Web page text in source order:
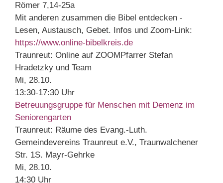
Römer 7,14-25a
Mit anderen zusammen die Bibel entdecken -
Lesen, Austausch, Gebet. Infos und Zoom-Link:
https://www.online-bibelkreis.de
Traunreut: Online auf ZOOMPfarrer Stefan
Hradetzky und Team
Mi, 28.10.
13:30-17:30 Uhr
Betreuungsgruppe für Menschen mit Demenz im
Seniorengarten
Traunreut: Räume des Evang.-Luth.
Gemeindevereins Traunreut e.V., Traunwalchener
Str. 1S. Mayr-Gehrke
Mi, 28.10.
14:30 Uhr